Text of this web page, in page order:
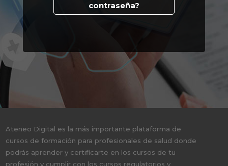
contraseña?
Ateneo Digital es la más importante plataforma de
cursos de formación para profesionales de salud donde
podrás aprender y certificarte en los cursos de tu
profesión y cumplir con los cursos regulatorios y